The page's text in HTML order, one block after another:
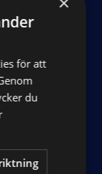
för att
du